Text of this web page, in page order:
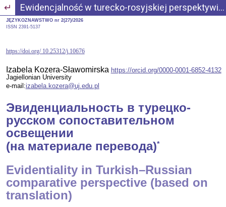
Wróć do szczegółów artykułu Ewidencjalność w turecko-rosyjskiej perspektywie porównawczej (na materiale przekładów)